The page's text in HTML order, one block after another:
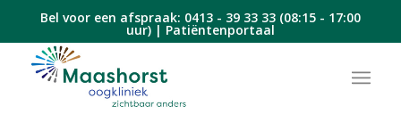
Bel voor een afspraak: 0413 - 39 33 33(08:15 - 17:00
uur) | Patiëntenportaal